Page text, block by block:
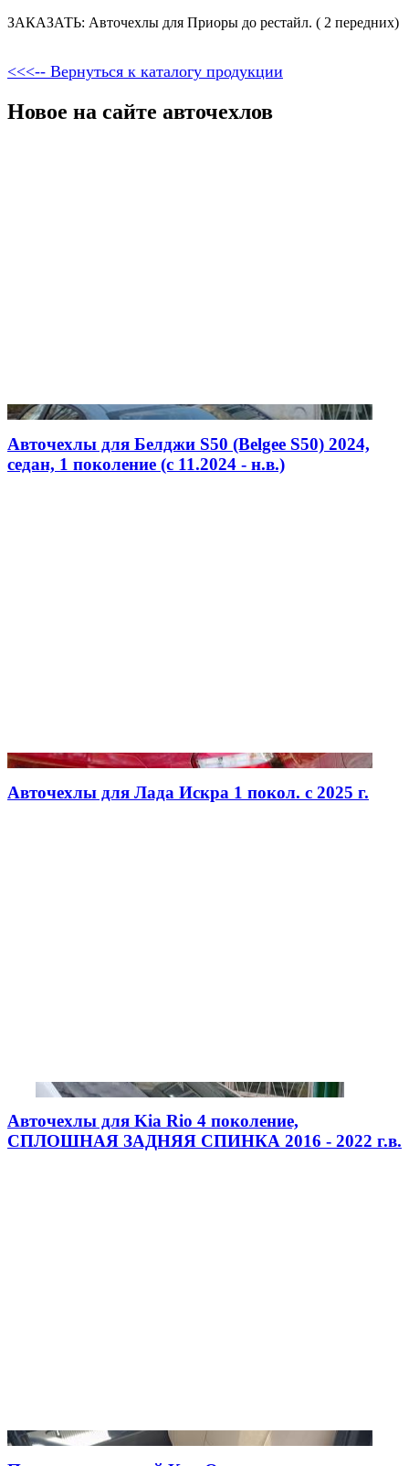
ЗАКАЗАТЬ: Авточехлы для Приоры до рестайл. ( 2 передних)
<<<-- Вернуться к каталогу продукции
Новое на сайте авточехлов
Авточехлы для Белджи S50 (Belgee S50) 2024,
седан, 1 поколение (c 11.2024 - н.в.)
Авточехлы для Лада Искра 1 покол. с 2025 г.
Авточехлы для Kia Rio 4 поколение,
СПЛОШНАЯ ЗАДНЯЯ СПИНКА 2016 - 2022 г.в.